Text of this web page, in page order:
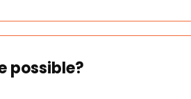
possible?